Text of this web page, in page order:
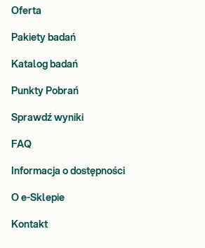
Oferta
Pakiety badań
Katalog badań
Punkty Pobrań
Sprawdź wyniki
FAQ
Informacja o dostępności
O e-Sklepie
Kontakt